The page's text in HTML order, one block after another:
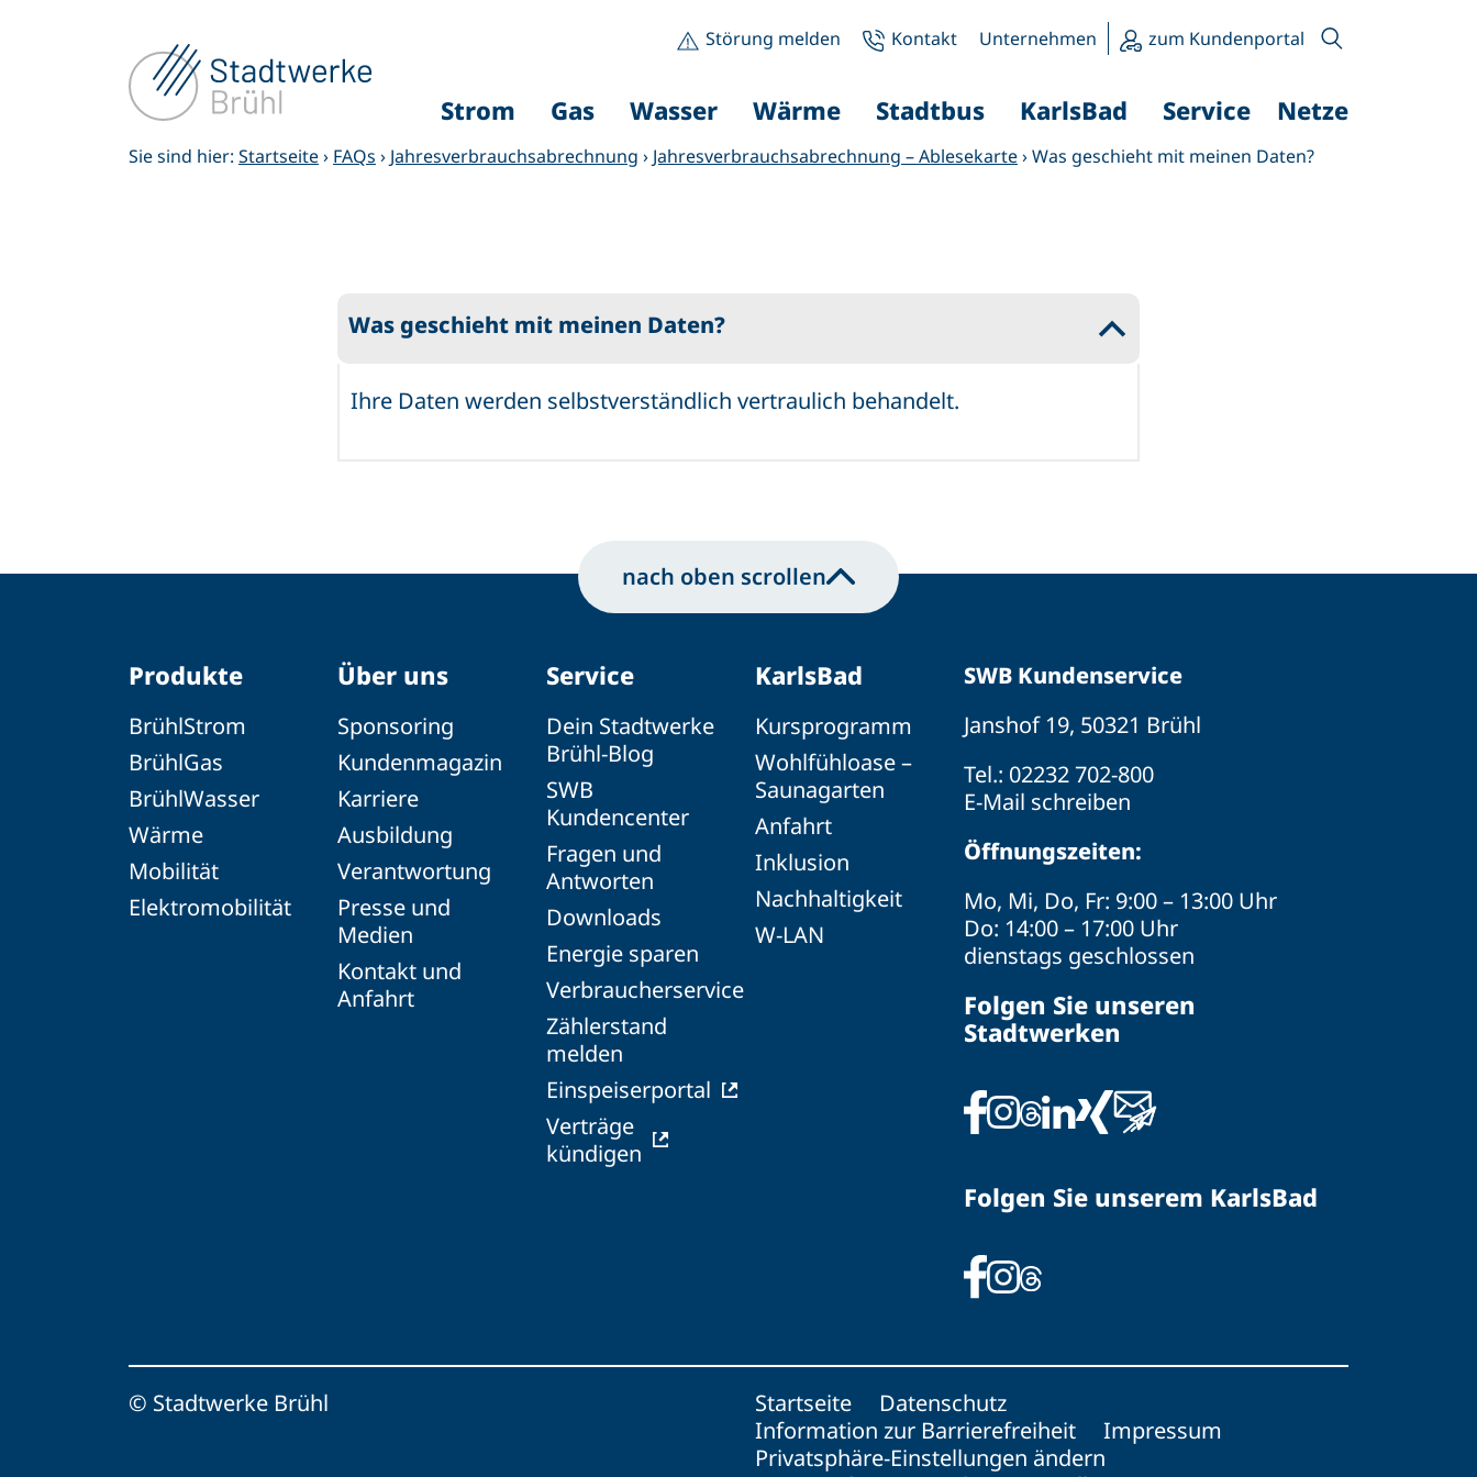
Störung melden Kontakt Unternehmen zum Kundenportal
Strom Gas Wasser Wärme Stadtbus KarlsBad Service Netze
Sie sind hier: Startseite› FAQs › Jahresverbrauchsabrechnung › Jahresverbrauchsabrechnung – Ablesekarte›Was geschieht mit meinen Daten?
B
Was geschieht mit meinen Daten?
Ihre Daten werden selbstverständlich vertraulich behandelt.
nach oben scrollen
Produkte
BrühlStrom
BrühlGas
BrühlWasser
Wärme
Mobilität
Elektromobilität
Über uns
Sponsoring
Kundenmagazin
Karriere
Ausbildung
Verantwortung
Presse und
Medien
Kontakt und
Anfahrt
Service
Dein Stadtwerke
Brühl-Blog
SWB
Kundencenter
Fragen und
Antworten
Downloads
Energie sparen
Verbraucherservice
Zählerstand
melden
Einspeiserportal
Verträge
kündigen
KarlsBad
Kursprogramm
Wohlfühloase –
Saunagarten
Anfahrt
Inklusion
Nachhaltigkeit
W-LAN
SWB Kundenservice
Janshof 19, 50321 Brühl
Tel.: 02232 702-800
E-Mail schreiben
Öffnungszeiten:
Mo, Mi, Do, Fr: 9:00 – 13:00 Uhr
Do: 14:00 – 17:00 Uhr
dienstags geschlossen
Folgen Sie unseren
Stadtwerken
Folgen Sie unserem KarlsBad
© Stadtwerke Brühl Startseite
Datenschutz
Information zur Barrierefreiheit
Impressum
Privatsphäre-Einstellungen ändern